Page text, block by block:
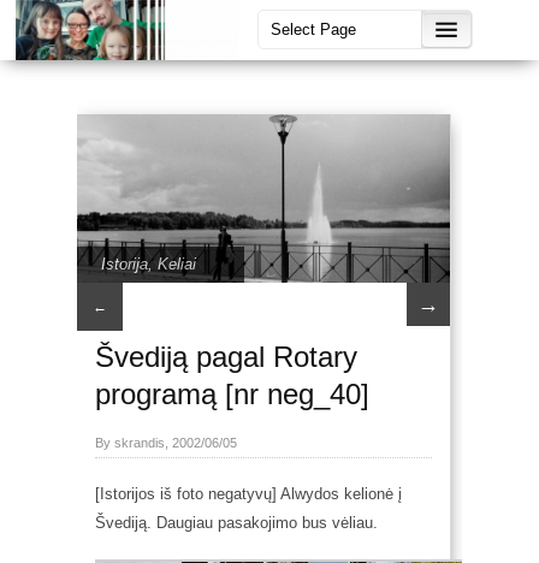
Istorija,Keliai
← →
Švediją pagal Rotary
programą [nr neg_40]
By skrandis, 2002/06/05
[Istorijos iš foto negatyvų] Alwydos kelionė į
Švediją. Daugiau pasakojimo bus vėliau.